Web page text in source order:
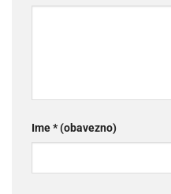
Ime* (obavezno)